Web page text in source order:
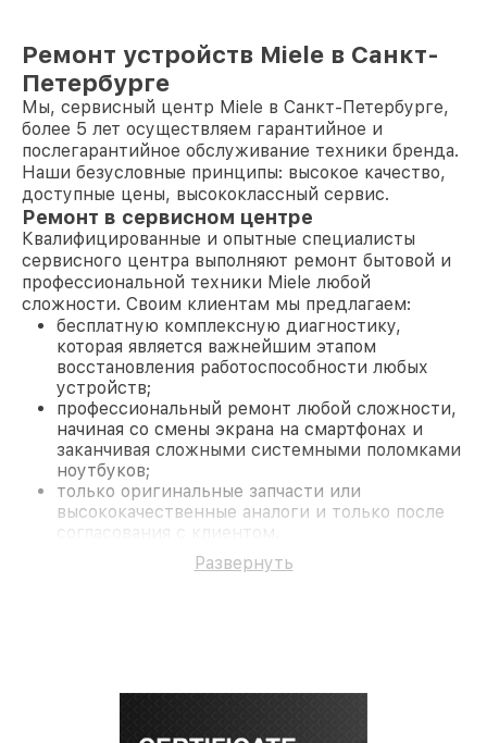
Ремонт устройств Miele в Санкт-
Петербурге
Мы, сервисный центр Miele в Санкт-Петербурге,
более 5 лет осуществляем гарантийное и
послегарантийное обслуживание техники бренда.
Наши безусловные принципы: высокое качество,
доступные цены, высококлассный сервис.
Ремонт в сервисном центре
Квалифицированные и опытные специалисты
сервисного центра выполняют ремонт бытовой и
профессиональной техники Miele любой
сложности. Своим клиентам мы предлагаем:
бесплатную комплексную диагностику,
которая является важнейшим этапом
восстановления работоспособности любых
устройств;
профессиональный ремонт любой сложности,
начиная со смены экрана на смартфонах и
заканчивая сложными системными поломками
ноутбуков;
только оригинальные запчасти или
высококачественные аналоги и только после
согласования с клиентом.
На все работы и замененные комплектующие
предоставляется длительная гарантия. В случае
Развернуть